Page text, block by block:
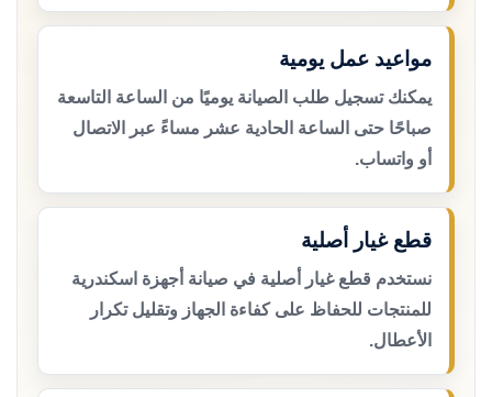
مواعيد عمل يومية
يمكنك تسجيل طلب الصيانة يوميًا من الساعة التاسعة
صباحًا حتى الساعة الحادية عشر مساءً عبر الاتصال
أو واتساب.
قطع غيار أصلية
نستخدم قطع غيار أصلية في صيانة أجهزة اسكندرية
للمنتجات للحفاظ على كفاءة الجهاز وتقليل تكرار
الأعطال.